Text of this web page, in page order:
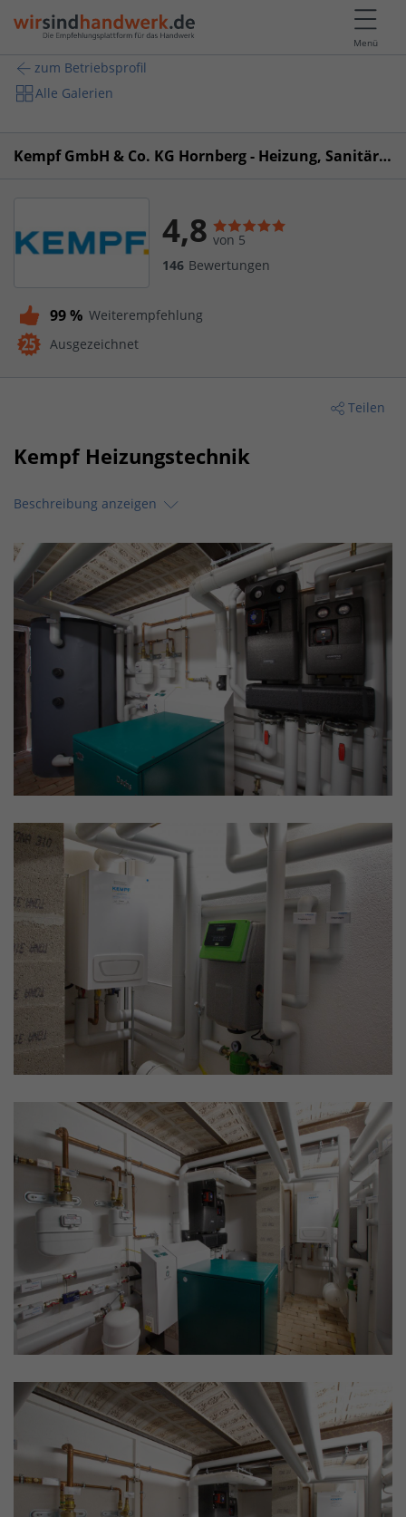
Menü
zum Betriebsprofil
Alle Galerien
Kempf GmbH & Co. KG Hornberg - Heizung, Sanitär und Klempnertechnik
4,8 von 5
146 Bewertungen
99 % Weiterempfehlung
Ausgezeichnet
Teilen
Kempf Heizungstechnik
Beschreibung anzeigen